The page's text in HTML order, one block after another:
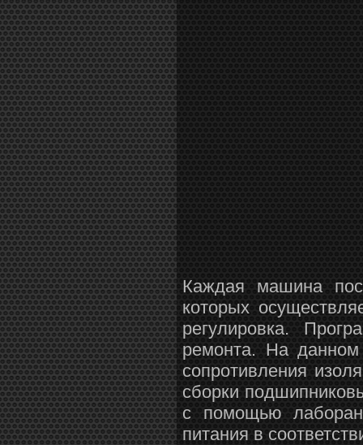
Каждая машина
которых
регулировка.
ремонта. На данном
сопротивления
сборки
с помощью
питания в